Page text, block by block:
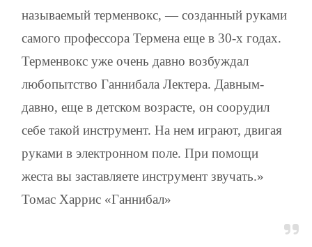
называемый терменвокс, — созданный руками
самого профессора Термена еще в 30-х годах.
Терменвокс уже очень давно возбуждал
любопытство Ганнибала Лектера. Давным-
давно, еще в детском возрасте, он соорудил
себе такой инструмент. На нем играют, двигая
руками в электронном поле. При помощи
жеста вы заставляете инструмент звучать.»
Томас Харрис «Ганнибал»